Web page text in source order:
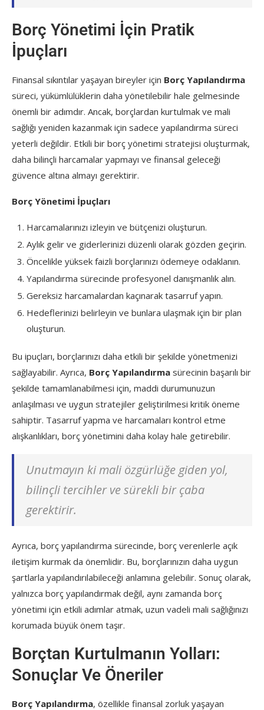
Borç Yönetimi İçin Pratik
İpuçları
Finansal sıkıntılar yaşayan bireyler için Borç Yapılandırma
süreci, yükümlülüklerin daha yönetilebilir hale gelmesinde
önemli bir adımdır. Ancak, borçlardan kurtulmak ve mali
sağlığı yeniden kazanmak için sadece yapılandırma süreci
yeterli değildir. Etkili bir borç yönetimi stratejisi oluşturmak,
daha bilinçli harcamalar yapmayı ve finansal geleceği
güvence altına almayı gerektirir.
Borç Yönetimi İpuçları
Harcamalarınızı izleyin ve bütçenizi oluşturun.
Aylık gelir ve giderlerinizi düzenli olarak gözden geçirin.
Öncelikle yüksek faizli borçlarınızı ödemeye odaklanın.
Yapılandırma sürecinde profesyonel danışmanlık alın.
Gereksiz harcamalardan kaçınarak tasarruf yapın.
Hedeflerinizi belirleyin ve bunlara ulaşmak için bir plan
oluşturun.
Bu ipuçları, borçlarınızı daha etkili bir şekilde yönetmenizi
sağlayabilir. Ayrıca, Borç Yapılandırma sürecinin başarılı bir
şekilde tamamlanabilmesi için, maddi durumunuzun
anlaşılması ve uygun stratejiler geliştirilmesi kritik öneme
sahiptir. Tasarruf yapma ve harcamaları kontrol etme
alışkanlıkları, borç yönetimini daha kolay hale getirebilir.
Unutmayın ki mali özgürlüğe giden yol,
bilinçli tercihler ve sürekli bir çaba
gerektirir.
Ayrıca, borç yapılandırma sürecinde, borç verenlerle açık
iletişim kurmak da önemlidir. Bu, borçlarınızın daha uygun
şartlarla yapılandırılabileceği anlamına gelebilir. Sonuç olarak,
yalnızca borç yapılandırmak değil, aynı zamanda borç
yönetimi için etkili adımlar atmak, uzun vadeli mali sağlığınızı
korumada büyük önem taşır.
Borçtan Kurtulmanın Yolları:
Sonuçlar Ve Öneriler
Borç Yapılandırma, özellikle finansal zorluk yaşayan